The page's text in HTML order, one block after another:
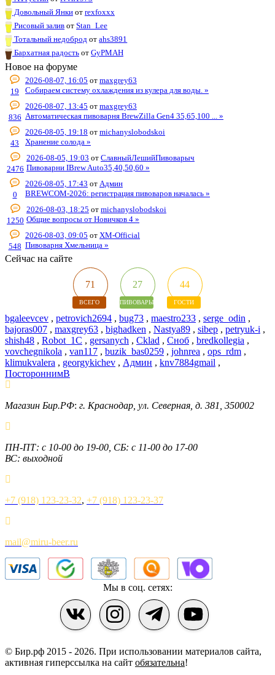
Довольный Янкиот rexfoxxx
Рисовый залив отStan_Lee
Тотальный недоброд отahs3891
Бархатная радостьот GyPMAH
Новое на форуме
19
2026-08-07, 16:05 от maxgrey63
Собираем систему охлаждения из кулера для воды. »
836
2026-08-07, 13:45 от maxgrey63
Автоматическая пивоварня BrewZilla Gen4 35,65,100 ... »
43
2026-08-05, 19:18 от michanyslobodskoi
Хранение солода »
2476
2026-08-05, 19:03 от СлавныйЛешийПивоварыч
Пивоварни IBrew Auto35,40,50,60 »
0
2026-08-05, 17:43 от Админ
BREWCOM-2026: регистрация пивоваров началась »
1250
2026-08-03, 18:25 от michanyslobodskoi
Общие вопросы от Новичков 4 »
548
2026-08-03, 09:05 от XM-Official
Пивоварня Хмельница »
Сейчас на сайте
71
ВСЕГО
27
ПИВОВАРЫ
44
ГОСТИ
bgaleevcev , petrovich2694 , bug73 , maestro233 , serge_odin ,
bajoras007 , maxgrey63 , bighadken , Nastya89 , sibep , petryuk-i ,
shish48 , Robot_1C , gersanych , Cklad , Сноб , bredkollegia ,
vovchegnikola , van117 , buzik_bas0259 , johnrea , ops_rdm ,
klimukvalera , georgykichev , Админ , knv7884gmail ,
ПостороннимВ
Магазин Бир.РФ: г. Краснодар ул. Северная, д. 381 350002
ПН-ПТ: с 10-00 до 19-00, СБ: с 11-00 до 17-00
ВС: выходной
+7 (918) 123-23-32, +7 (918) 123-23-37
mail@miru-beer.ru
Мы в соц. сетях:
© Бир.рф 2015 - 2026. При использовании материалов сайта,
активная гиперссылка на сайт обязательна!